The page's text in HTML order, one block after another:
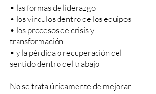
• las formas de liderazgo
• los vínculos dentro de los equipos
• los procesos de crisis y
transformación
• y la pérdida o recuperación del
sentido dentro del trabajo
No se trata únicamente de mejorar